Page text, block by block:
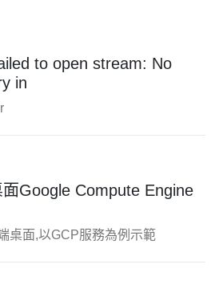
to open stream: No
in
Google Compute Engine
桌面,以GCP服務為例示範